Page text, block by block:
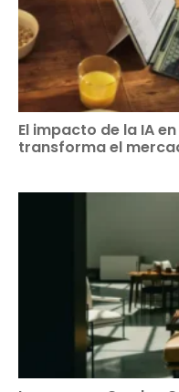
El impacto de la IA
transforma el